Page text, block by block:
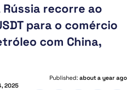
recorre ao
para o comércio
com China,
Published:about a year ago
2025